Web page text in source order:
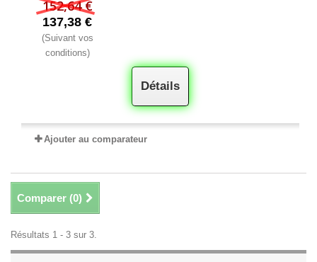
152,64 €
137,38 €
(Suivant vos
conditions)
Détails
Ajouter au comparateur
Comparer (0)
Résultats 1 - 3 sur 3.